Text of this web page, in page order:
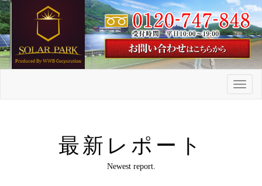
メ
最新レポート
Newest report.